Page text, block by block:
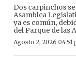
Dos carpinchos
Asamblea
ya es común,
del Parque de las
Agosto 2, 2026 04:51